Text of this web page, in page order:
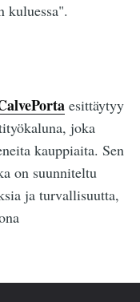
kuluessa".
esittäytyy
joka
kauppiaita. Sen
on suunniteltu
ja turvallisuutta,